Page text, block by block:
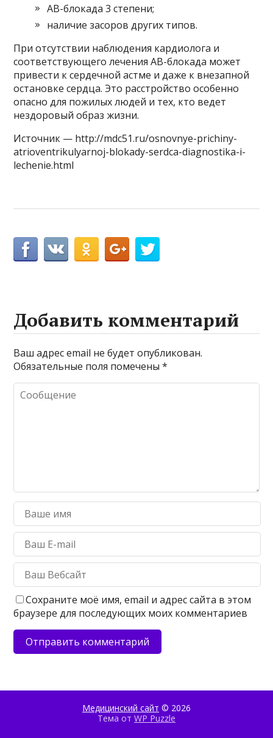
АВ-блокада 3 степени;
наличие засоров других типов.
При отсутствии наблюдения кардиолога и
соответствующего лечения АВ-блокада может
привести к сердечной астме и даже к внезапной
остановке сердца. Это расстройство особенно
опасно для пожилых людей и тех, кто ведет
нездоровый образ жизни.
Источник — http://mdc51.ru/osnovnye-prichiny-
atrioventrikulyarnoj-blokady-serdca-diagnostika-i-
lechenie.html
Добавить комментарий
Ваш адрес email не будет опубликован.
Обязательные поля помечены*
Сохраните моё имя, email и адрес сайта в этом
браузере для последующих моих комментариев
Медицинский сайт © 2026
Тема от WP Puzzle